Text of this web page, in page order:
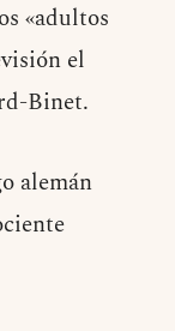
«adultos
el
Binet.
alemán